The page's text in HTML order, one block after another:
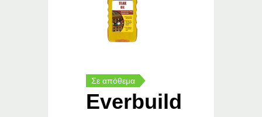
Σε απόθεμα
Everbuild